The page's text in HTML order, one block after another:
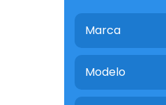
Marca
Modelo